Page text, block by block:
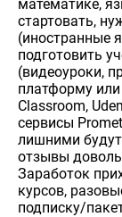
математике,
стартовать,
(иностранные
подготовить
(видеоуроки,
платформу или
Classroom,
сервисы
лишними
отзывы
Заработок
курсов,
подписку/